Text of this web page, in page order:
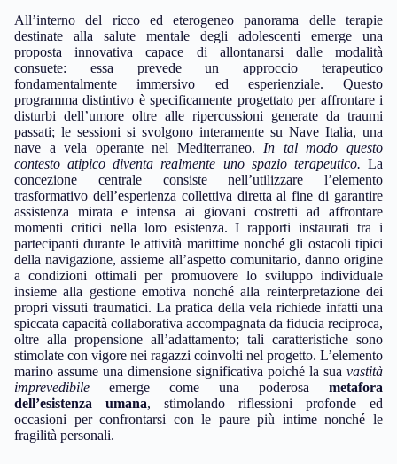
All’interno del ricco ed eterogeneo panorama delle terapie
destinate alla salute mentale degli adolescenti emerge una
proposta innovativa capace di allontanarsi dalle modalità
consuete: essa prevede un approccio terapeutico
fondamentalmente immersivo ed esperienziale. Questo
programma distintivo è specificamente progettato per affrontare i
disturbi dell’umore oltre alle ripercussioni generate da traumi
passati; le sessioni si svolgono interamente su Nave Italia, una
nave a vela operante nel Mediterraneo. In tal modo questo
contesto atipico diventa realmente uno spazio terapeutico. La
concezione centrale consiste nell’utilizzare l’elemento
trasformativo dell’esperienza collettiva diretta al fine di garantire
assistenza mirata e intensa ai giovani costretti ad affrontare
momenti critici nella loro esistenza. I rapporti instaurati tra i
partecipanti durante le attività marittime nonché gli ostacoli tipici
della navigazione, assieme all’aspetto comunitario, danno origine
a condizioni ottimali per promuovere lo sviluppo individuale
insieme alla gestione emotiva nonché alla reinterpretazione dei
propri vissuti traumatici. La pratica della vela richiede infatti una
spiccata capacità collaborativa accompagnata da fiducia reciproca,
oltre alla propensione all’adattamento; tali caratteristiche sono
stimolate con vigore nei ragazzi coinvolti nel progetto. L’elemento
marino assume una dimensione significativa poiché la sua vastità
imprevedibile emerge come una poderosa metafora
dell’esistenza umana, stimolando riflessioni profonde ed
occasioni per confrontarsi con le paure più intime nonché le
fragilità personali.